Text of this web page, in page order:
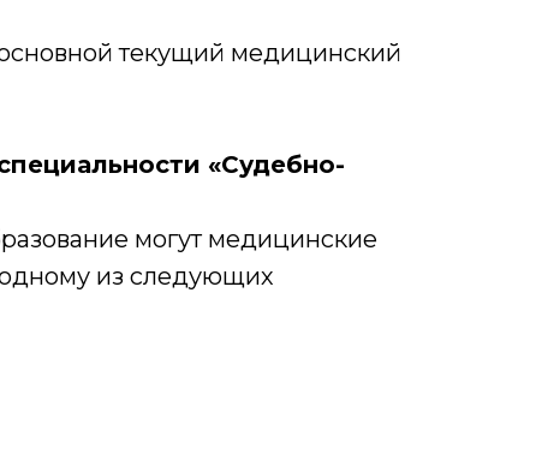
текущий медицинский
«Судебно-
могут медицинские
из следующих